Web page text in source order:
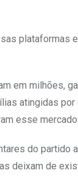
plataformas
em milhões,
atingidas
esse mercado.
do partido
deixam de